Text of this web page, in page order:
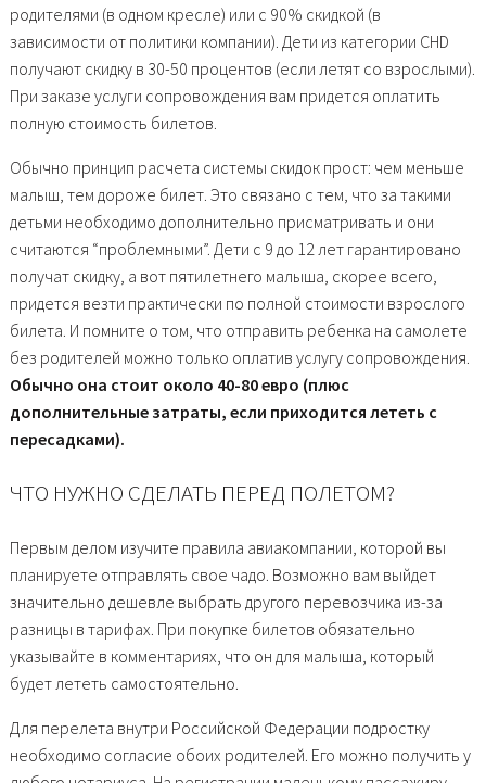
родителями (в одном кресле) или с 90% скидкой (в
зависимости от политики компании). Дети из категории CHD
получают скидку в 30-50 процентов (если летят со взрослыми).
При заказе услуги сопровождения вам придется оплатить
полную стоимость билетов.
Обычно принцип расчета системы скидок прост: чем меньше
малыш, тем дороже билет. Это связано с тем, что за такими
детьми необходимо дополнительно присматривать и они
считаются “проблемными”. Дети с 9 до 12 лет гарантировано
получат скидку, а вот пятилетнего малыша, скорее всего,
придется везти практически по полной стоимости взрослого
билета. И помните о том, что отправить ребенка на самолете
без родителей можно только оплатив услугу сопровождения.
Обычно она стоит около 40-80 евро (плюс
дополнительные затраты, если приходится лететь с
пересадками).
ЧТО НУЖНО СДЕЛАТЬ ПЕРЕД ПОЛЕТОМ?
Первым делом изучите правила авиакомпании, которой вы
планируете отправлять свое чадо. Возможно вам выйдет
значительно дешевле выбрать другого перевозчика из-за
разницы в тарифах. При покупке билетов обязательно
указывайте в комментариях, что он для малыша, который
будет лететь самостоятельно.
Для перелета внутри Российской Федерации подростку
необходимо согласие обоих родителей. Его можно получить у